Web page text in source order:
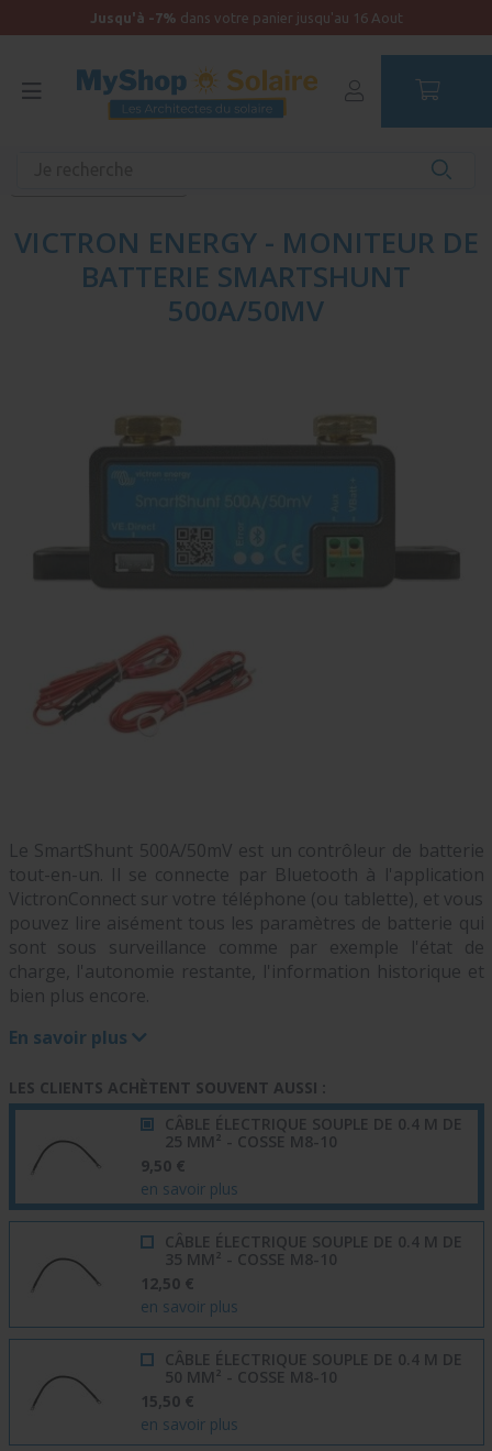
Jusqu'à -7% dans votre panier jusqu'au 16 Aout
VICTRON ENERGY - MONITEUR DE
BATTERIE SMARTSHUNT
500A/50MV
Le SmartShunt 500A/50mV est un contrôleur de batterie
tout-en-un. Il se connecte par Bluetooth à l'application
VictronConnect sur votre téléphone (ou tablette), et vous
pouvez lire aisément tous les paramètres de batterie qui
sont sous surveillance comme par exemple l'état de
charge, l'autonomie restante, l'information historique et
bien plus encore.
En savoir plus
LES CLIENTS ACHÈTENT SOUVENT AUSSI :
CÂBLE ÉLECTRIQUE SOUPLE DE 0.4 M DE
25 MM² - COSSE M8-10
9,50 €
en savoir plus
CÂBLE ÉLECTRIQUE SOUPLE DE 0.4 M DE
35 MM² - COSSE M8-10
12,50 €
en savoir plus
CÂBLE ÉLECTRIQUE SOUPLE DE 0.4 M DE
50 MM² - COSSE M8-10
15,50 €
en savoir plus